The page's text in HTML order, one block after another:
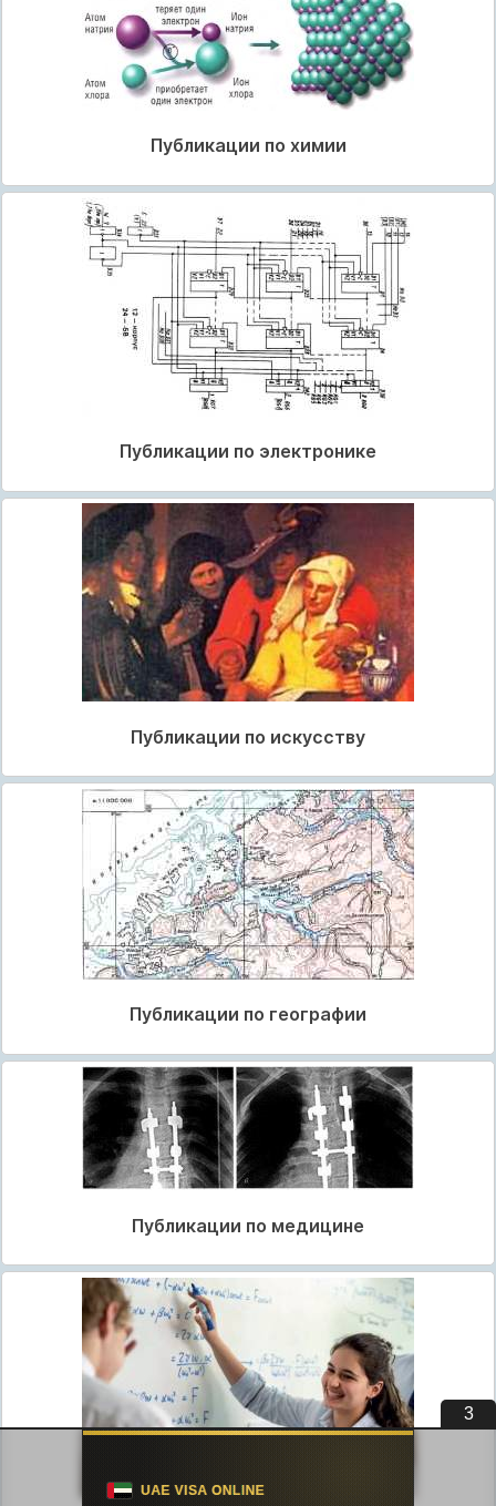
Публикации по химии
Публикации по электронике
Публикации по искусству
Публикации по географии
Публикации по медицине
2